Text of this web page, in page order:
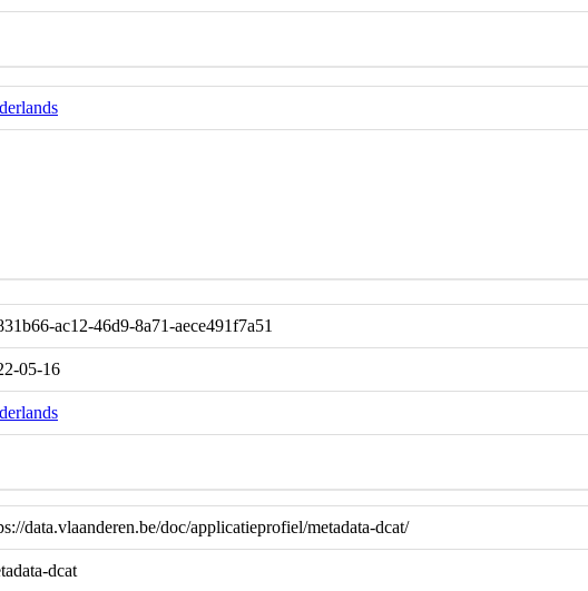
ac12-46d9-8a71-aece491f7a51
05-16
data.vlaanderen.be/doc/applicatieprofiel/metadata-dcat/
dcat